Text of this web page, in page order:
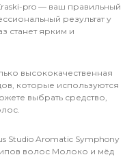
pro — ваш правильный
результат у
станет ярким и
высококачественная
которые используются
выбрать средство,
Studio Aromatic Symphony
волос Молоко и мёд